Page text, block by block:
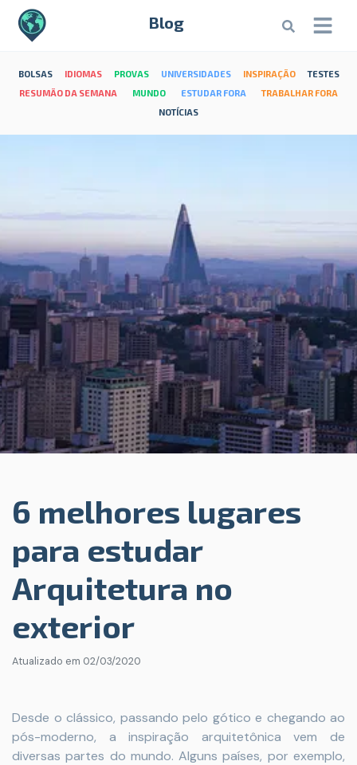
Blog
BOLSAS IDIOMAS PROVAS UNIVERSIDADES INSPIRAÇÃO
TESTES
RESUMÃO DA SEMANA
MUNDO ESTUDAR FORA
TRABALHAR FORA
NOTÍCIAS
6 melhores lugares
para estudar
Arquitetura no
exterior
Atualizado em 02/03/2020
Desde o clássico, passando pelo gótico e chegando ao
pós-moderno, a inspiração arquitetônica vem de
diversas partes do mundo. Alguns países, por exemplo,